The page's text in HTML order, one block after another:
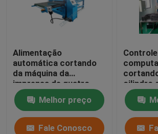
folhas plásticas
Alimentação
automática cortando
da máquina da
imprensa de quatro
colunas para a fatura
da sapata dos
esportes
Melhor preço
Fale Conosco
cilindro
máquina
facial